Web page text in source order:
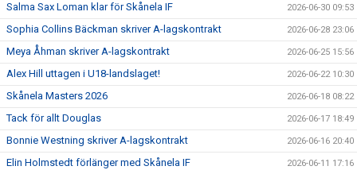
Salma Sax Loman klar för Skånela IF 2026-06-30 09:53
Sophia Collins Bäckman skriver A-lagskontrakt 2026-06-28 23:06
Meya Åhman skriver A-lagskontrakt 2026-06-25 15:56
Alex Hill uttagen i U18-landslaget! 2026-06-22 10:30
Skånela Masters 2026 2026-06-18 08:22
Tack för allt Douglas 2026-06-17 18:49
Bonnie Westning skriver A-lagskontrakt 2026-06-16 20:40
Elin Holmstedt förlänger med Skånela IF 2026-06-11 17:16